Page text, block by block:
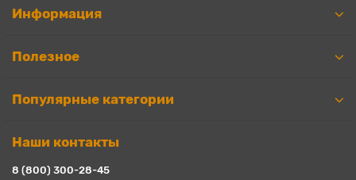
Информация
Полезное
Популярные категории
Наши контакты
8 (800) 300-28-45